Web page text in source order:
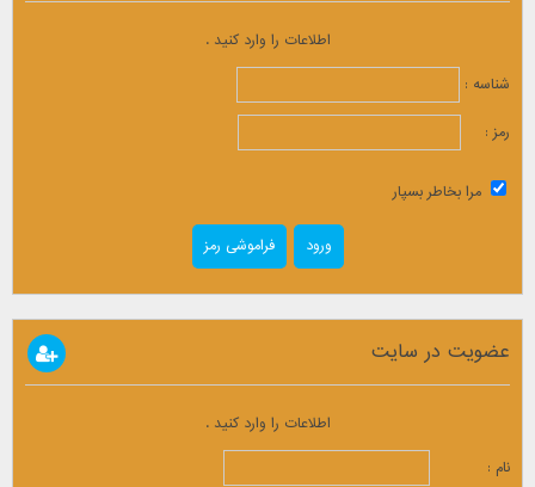
اطلاعات را وارد کنید .
شناسه :
رمز :
مرا بخاطر بسپار
فراموشی رمز
عضویت در سایت
اطلاعات را وارد کنید .
نام :